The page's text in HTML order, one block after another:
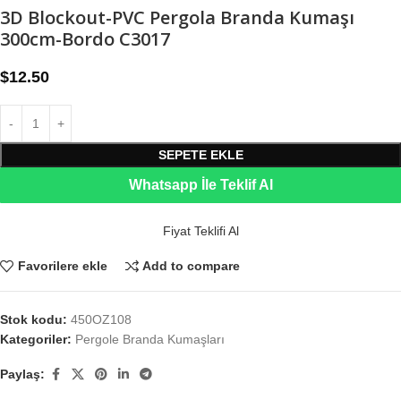
3D Blockout-PVC Pergola Branda Kumaşı
300cm-Bordo C3017
$12.50
SEPETE EKLE
Whatsapp İle Teklif Al
Fiyat Teklifi Al
Favorilere ekle Add to compare
Stok kodu: 450OZ108
Kategoriler: Pergole Branda Kumaşları
Paylaş: